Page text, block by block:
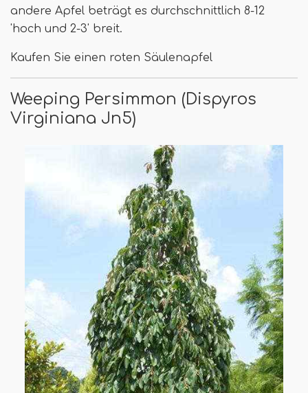
andere Apfel beträgt es durchschnittlich 8-12
'hoch und 2-3' breit.
Kaufen Sie einen roten Säulenapfel
Weeping Persimmon (Dispyros
Virginiana Jn5)